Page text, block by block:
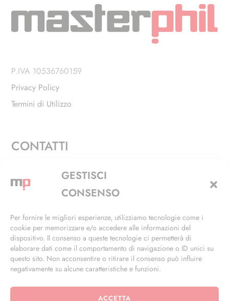
GESTISCI
CONSENSO
Per fornire le migliori esperienze, utilizziamo tecnologie come i
cookie per memorizzare e/o accedere alle informazioni del
dispositivo. Il consenso a queste tecnologie ci permetterà di
elaborare dati come il comportamento di navigazione o ID unici su
questo sito. Non acconsentire o ritirare il consenso può influire
negativamente su alcune caratteristiche e funzioni.
ACCETTA
P.IVA 10536760159
Privacy Policy
Termini di Utilizzo
CONTATTI
Via Alfieri, 27 - Trezzano Sul Naviglio (MI)
+39 02 4846 3155
info@masterphil.it